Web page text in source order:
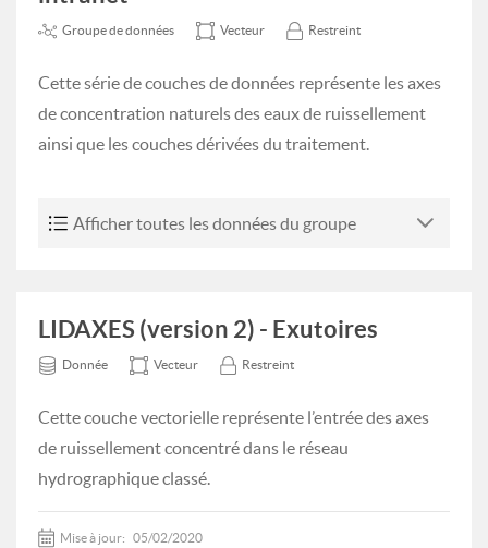
Groupe de données Vecteur Restreint
Cette série de couches de données représente les axes
de concentration naturels des eaux de ruissellement
ainsi que les couches dérivées du traitement.
Afficher toutes les données du groupe
LIDAXES (version 2) - Exutoires
Donnée Vecteur Restreint
Cette couche vectorielle représente l’entrée des axes
de ruissellement concentré dans le réseau
hydrographique classé.
Mise à jour: 05/02/2020